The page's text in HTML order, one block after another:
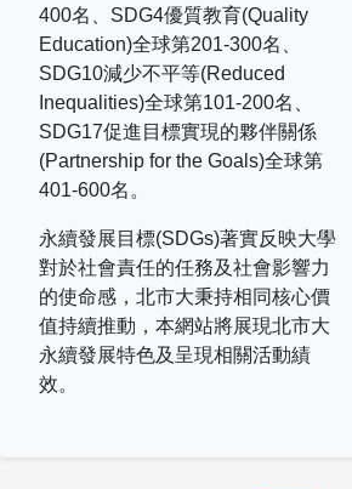
400名、 SDG4優質教育(Quality
Education)全球第201-300名、
SDG10減少不平等(Reduced
Inequalities)全球第101-200名、
SDG17促進目標實現的夥伴關係
(Partnership for the Goals)全球第
401-600名。
永續發展目標(SDGs)著實反映大學
對於社會責任的任務及社會影響力
的使命感，北市大秉持相同核心價
值持續推動，本網站將展現北市大
永續發展特色及呈現相關活動績
效。